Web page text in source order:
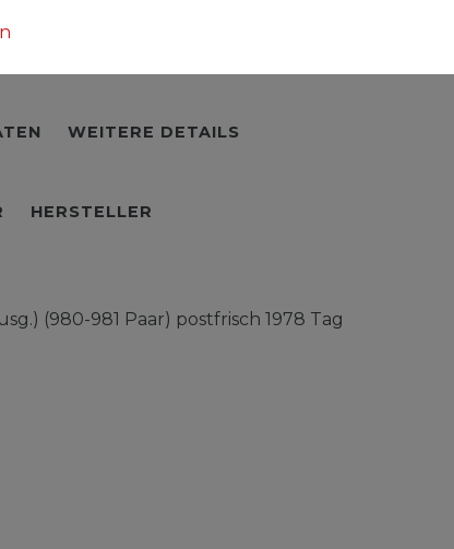
WEITERE DETAILS
HERSTELLER
(980-981 Paar) postfrisch 1978 Tag